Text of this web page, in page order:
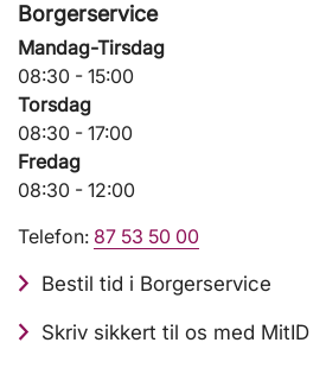
Borgerservice
Mandag-Tirsdag
08:30 - 15:00
Torsdag
08:30 - 17:00
Fredag
08:30 - 12:00
Telefon: 87 53 50 00
Bestil tid i Borgerservice
Skriv sikkert til os med MitID